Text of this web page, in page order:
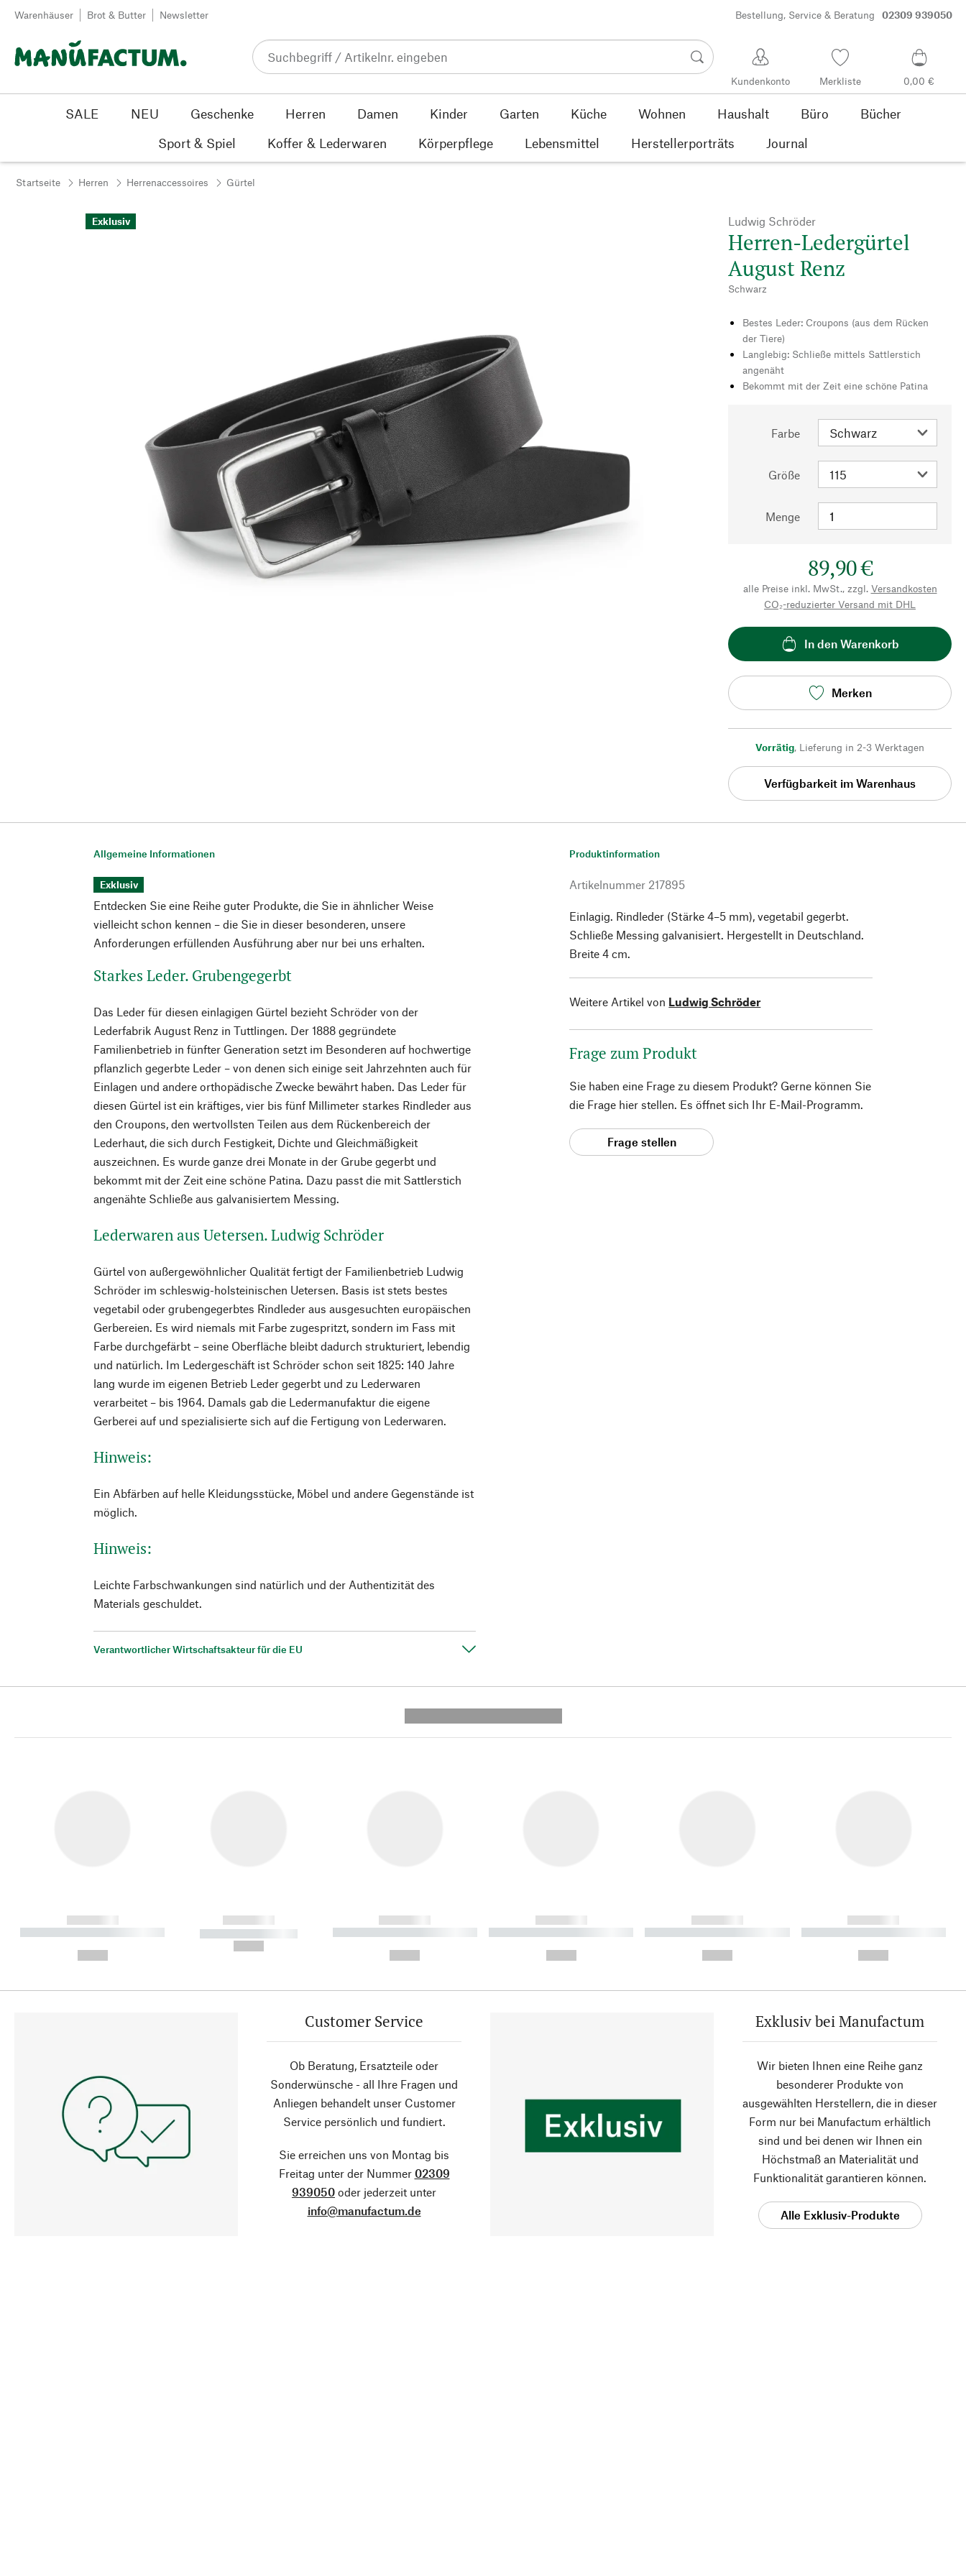
Zum Inhalt springen
Warenhäuser Brot & Butter Newsletter Bestellung, Service & Beratung 02309 939050
Kundenkonto Merkliste 0,00 €
SALE NEU Geschenke Herren Damen Kinder Garten Küche Wohnen Haushalt Büro
Bücher
Sport & Spiel
Koffer & Lederwaren Körperpflege Lebensmittel Herstellerporträts Journal
Startseite Herren Herrenaccessoires Gürtel
Exklusiv Ludwig Schröder
Herren-Ledergürtel
August Renz
Schwarz
Bestes Leder: Croupons (aus dem Rücken
der Tiere)
Langlebig: Schließe mittels Sattlerstich
angenäht
Bekommt mit der Zeit eine schöne Patina
Farbe
Größe
Menge
89,90 €
alle Preise inkl. MwSt., zzgl. Versandkosten
CO₂-reduzierter Versand mit DHL
In den Warenkorb
Merken
Vorrätig, Lieferung in 2-3 Werktagen
Verfügbarkeit im Warenhaus
Allgemeine Informationen
Exklusiv
Entdecken Sie eine Reihe guter Produkte, die Sie in ähnlicher Weise
vielleicht schon kennen – die Sie in dieser besonderen, unsere
Anforderungen erfüllenden Ausführung aber nur bei uns erhalten.
Starkes Leder. Grubengegerbt
Das Leder für diesen einlagigen Gürtel bezieht Schröder von der
Lederfabrik August Renz in Tuttlingen. Der 1888 gegründete
Familienbetrieb in fünfter Generation setzt im Besonderen auf hochwertige
pflanzlich gegerbte Leder – von denen sich einige seit Jahrzehnten auch für
Einlagen und andere orthopädische Zwecke bewährt haben. Das Leder für
diesen Gürtel ist ein kräftiges, vier bis fünf Millimeter starkes Rindleder aus
den Croupons, den wertvollsten Teilen aus dem Rückenbereich der
Lederhaut, die sich durch Festigkeit, Dichte und Gleichmäßigkeit
auszeichnen. Es wurde ganze drei Monate in der Grube gegerbt und
bekommt mit der Zeit eine schöne Patina. Dazu passt die mit Sattlerstich
angenähte Schließe aus galvanisiertem Messing.
Lederwaren aus Uetersen. Ludwig Schröder
Gürtel von außergewöhnlicher Qualität fertigt der Familienbetrieb Ludwig
Schröder im schleswig-holsteinischen Uetersen. Basis ist stets bestes
vegetabil oder grubengegerbtes Rindleder aus ausgesuchten europäischen
Gerbereien. Es wird niemals mit Farbe zugespritzt, sondern im Fass mit
Farbe durchgefärbt – seine Oberfläche bleibt dadurch strukturiert, lebendig
und natürlich. Im Ledergeschäft ist Schröder schon seit 1825: 140 Jahre
lang wurde im eigenen Betrieb Leder gegerbt und zu Lederwaren
verarbeitet – bis 1964. Damals gab die Ledermanufaktur die eigene
Gerberei auf und spezialisierte sich auf die Fertigung von Lederwaren.
Hinweis:
Ein Abfärben auf helle Kleidungsstücke, Möbel und andere Gegenstände ist
möglich.
Hinweis:
Leichte Farbschwankungen sind natürlich und der Authentizität des
Materials geschuldet.
Verantwortlicher Wirtschaftsakteur für die EU
Produktinformation
Artikelnummer 217895
Einlagig. Rindleder (Stärke 4–5 mm), vegetabil gegerbt.
Schließe Messing galvanisiert. Hergestellt in Deutschland.
Breite 4 cm.
Weitere Artikel von Ludwig Schröder
Frage zum Produkt
Sie haben eine Frage zu diesem Produkt? Gerne können Sie
die Frage hier stellen. Es öffnet sich Ihr E-Mail-Programm.
Frage stellen
------------
----------- ----------- ----------
------------
----------- -----------
------------
----------- ----------- ----------
------------
----------- ----------- ----------
------------
----------- ----------- ----------
------------
----------- ----------- ----------
Customer Service
Ob Beratung, Ersatzteile oder
Sonderwünsche - all Ihre Fragen und
Anliegen behandelt unser Customer
Service persönlich und fundiert.
Sie erreichen uns von Montag bis
Freitag unter der Nummer 02309
939050 oder jederzeit unter
info@manufactum.de
Exklusiv bei Manufactum
Wir bieten Ihnen eine Reihe ganz
besonderer Produkte von
ausgewählten Herstellern, die in dieser
Form nur bei Manufactum erhältlich
sind und bei denen wir Ihnen ein
Höchstmaß an Materialität und
Funktionalität garantieren können.
Alle Exklusiv-Produkte